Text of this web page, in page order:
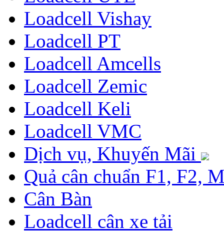
Loadcell Vishay
Loadcell PT
Loadcell Amcells
Loadcell Zemic
Loadcell Keli
Loadcell VMC
Dịch vụ, Khuyến Mãi
Quả cân chuẩn F1, F2,
Cân Bàn
Loadcell cân xe tải